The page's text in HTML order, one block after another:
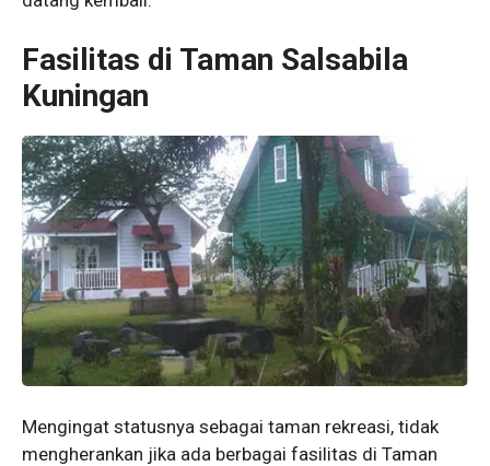
Fasilitas di Taman Salsabila
Kuningan
Mengingat statusnya sebagai taman rekreasi, tidak
mengherankan jika ada berbagai fasilitas di Taman